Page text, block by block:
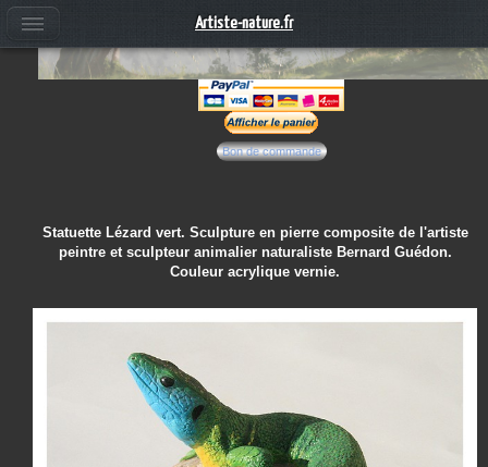
Bon de commande
Statuette Lézard vert. Sculpture en pierre composite de l'artiste
peintre et sculpteur animalier naturaliste Bernard Guédon.
Couleur acrylique vernie.
Artiste-nature.fr